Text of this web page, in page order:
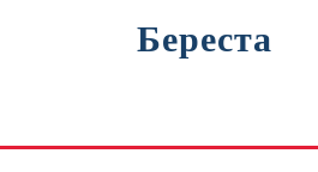
Береста